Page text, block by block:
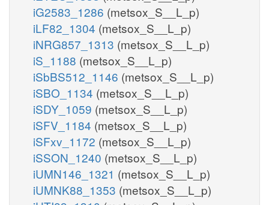
iG2583_1286 (metsox_S__L_p)
iLF82_1304 (metsox_S__L_p)
iNRG857_1313 (metsox_S__L_p)
iS_1188 (metsox_S__L_p)
iSbBS512_1146 (metsox_S__L_p)
iSBO_1134 (metsox_S__L_p)
iSDY_1059 (metsox_S__L_p)
iSFV_1184 (metsox_S__L_p)
iSFxv_1172 (metsox_S__L_p)
iSSON_1240 (metsox_S__L_p)
iUMN146_1321 (metsox_S__L_p)
iUMNK88_1353 (metsox_S__L_p)